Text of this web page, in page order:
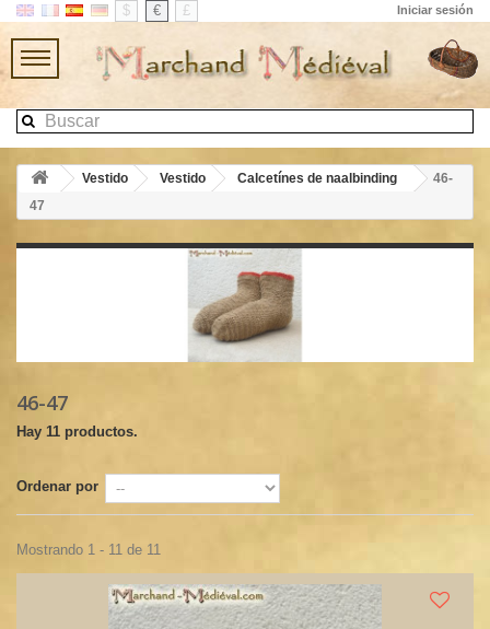
Iniciar sesión
$ € £
Vestido Vestido Calcetínes de naalbinding
46-
47
46-47
Hay 11 productos.
Ordenar por
Mostrando 1 - 11 de 11